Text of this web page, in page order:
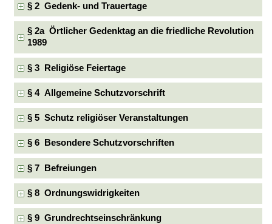
§ 2 Gedenk- und Trauertage
§ 2a Örtlicher Gedenktag an die friedliche Revolution
1989
§ 3 Religiöse Feiertage
§ 4 Allgemeine Schutzvorschrift
§ 5 Schutz religiöser Veranstaltungen
§ 6 Besondere Schutzvorschriften
§ 7 Befreiungen
§ 8 Ordnungswidrigkeiten
§ 9 Grundrechtseinschränkung